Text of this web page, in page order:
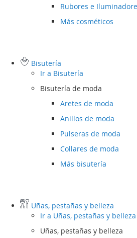
Rubores e
Más cosméticos
Bisutería
Ir a Bisutería
Bisutería de moda
Aretes de moda
Anillos de moda
Pulseras de moda
Collares de moda
Más bisutería
Uñas, pestañas y belleza
Ir a Uñas, pestañas y belleza
Uñas, pestañas y belleza